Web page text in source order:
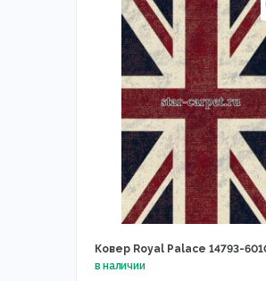
Ковер Royal Palace 14793-